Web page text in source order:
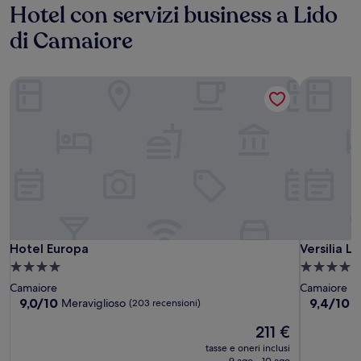
Hotel con servizi business a Lido
di Camaiore
Hotel Europa
Hotel Europa
Struttura
a
4.0
Camaiore
9.0
9,0/10 Meraviglioso (203 recensioni)
Il
prezzo
attuale
211 €
tasse e oneri inclusi
Versilia
Versilia
Struttura
a
4.0
Camaiore
9.4
9,4/10